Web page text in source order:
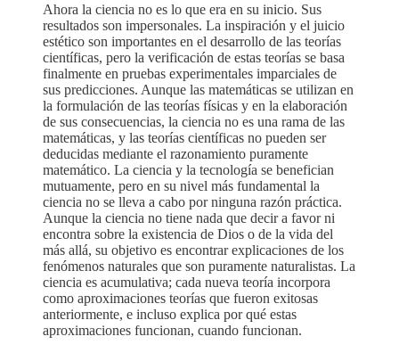
Ahora la ciencia no es lo que era en su inicio. Sus
resultados son impersonales. La inspiración y el juicio
estético son importantes en el desarrollo de las teorías
científicas, pero la verificación de estas teorías se basa
finalmente en pruebas experimentales imparciales de
sus predicciones. Aunque las matemáticas se utilizan en
la formulación de las teorías físicas y en la elaboración
de sus consecuencias, la ciencia no es una rama de las
matemáticas, y las teorías científicas no pueden ser
deducidas mediante el razonamiento puramente
matemático. La ciencia y la tecnología se benefician
mutuamente, pero en su nivel más fundamental la
ciencia no se lleva a cabo por ninguna razón práctica.
Aunque la ciencia no tiene nada que decir a favor ni
encontra sobre la existencia de Dios o de la vida del
más allá, su objetivo es encontrar explicaciones de los
fenómenos naturales que son puramente naturalistas. La
ciencia es acumulativa; cada nueva teoría incorpora
como aproximaciones teorías que fueron exitosas
anteriormente, e incluso explica por qué estas
aproximaciones funcionan, cuando funcionan.